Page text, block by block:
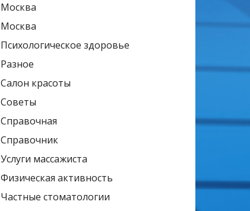
Москва
Москва
Психологическое здоровье
Разное
Салон красоты
Советы
Справочная
Справочник
Услуги массажиста
Физическая активность
Частные стоматологии